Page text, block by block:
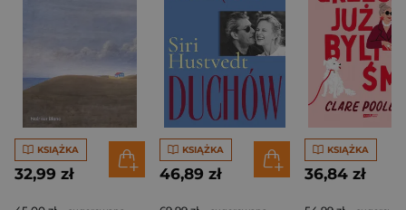
KSIĄŻKA
32,99 zł
KSIĄŻKA
46,89 zł
KSIĄŻKA
36,84 zł